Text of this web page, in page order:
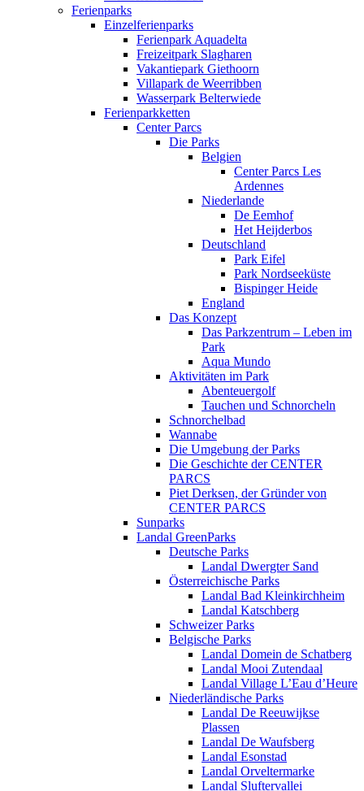
Ferienparks
Einzelferienparks
Ferienpark Aquadelta
Freizeitpark Slagharen
Vakantiepark Giethoorn
Villapark de Weerribben
Wasserpark Belterwiede
Ferienparkketten
Center Parcs
Die Parks
Belgien
Center Parcs Les
Ardennes
Niederlande
De Eemhof
Het Heijderbos
Deutschland
Park Eifel
Park Nordseeküste
Bispinger Heide
England
Das Konzept
Das Parkzentrum – Leben im
Park
Aqua Mundo
Aktivitäten im Park
Abenteuergolf
Tauchen und Schnorcheln
Schnorchelbad
Wannabe
Die Umgebung der Parks
Die Geschichte der CENTER
PARCS
Piet Derksen, der Gründer von
CENTER PARCS
Sunparks
Landal GreenParks
Deutsche Parks
Landal Dwergter Sand
Österreichische Parks
Landal Bad Kleinkirchheim
Landal Katschberg
Schweizer Parks
Belgische Parks
Landal Domein de Schatberg
Landal Mooi Zutendaal
Landal Village L’Eau d’Heure
Niederländische Parks
Landal De Reeuwijkse
Plassen
Landal De Waufsberg
Landal Esonstad
Landal Orveltermarke
Landal Sluftervallei